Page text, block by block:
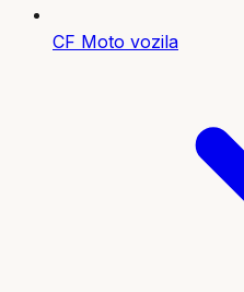
CF Moto vozila